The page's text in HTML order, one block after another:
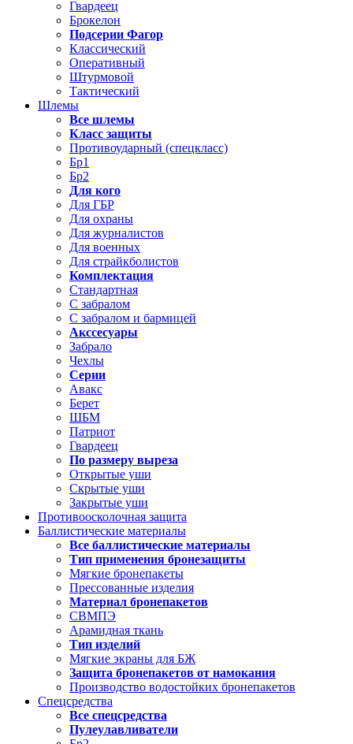
Гвардеец
Брокелон
Подсерии Фагор
Классический
Оперативный
Штурмовой
Тактический
Шлемы
Все шлемы
Класс защиты
Противоударный (спецкласс)
Бр1
Бр2
Для кого
Для ГБР
Для охраны
Для журналистов
Для военных
Для страйкболистов
Комплектация
Стандартная
С забралом
С забралом и бармицей
Акссесуары
Забрало
Чехлы
Серии
Авакс
Берет
ШБМ
Патриот
Гвардеец
По размеру выреза
Открытые уши
Скрытые уши
Закрытые уши
Противоосколочная защита
Баллистические материалы
Все баллистические материалы
Тип применения бронезащиты
Мягкие бронепакеты
Прессованные изделия
Материал бронепакетов
СВМПЭ
Арамидная ткань
Тип изделий
Мягкие экраны для БЖ
Защита бронепакетов от намокания
Производство водостойких бронепакетов
Спецсредства
Все спецсредства
Пулеулавливатели